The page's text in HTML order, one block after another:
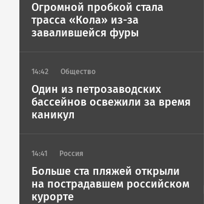
Огромной пробкой стала
трасса «Кола» из-за
завалившейся фуры
14:42 Общество
Один из петрозаводских
бассейнов освежили за время
каникул
14:41 Россия
Больше ста пляжей открыли
на пострадавшем российском
курорте